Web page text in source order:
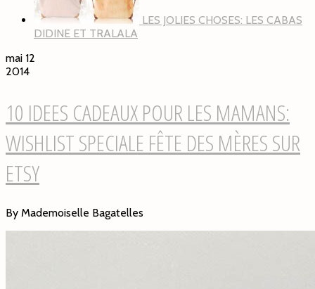
LES JOLIES CHOSES: LES CABAS
DIDINE ET TRALALA
mai 12
2014
10 IDEES CADEAUX POUR LES MAMANS:
WISHLIST SPECIALE FÊTE DES MÈRES SUR
ETSY
By Mademoiselle Bagatelles